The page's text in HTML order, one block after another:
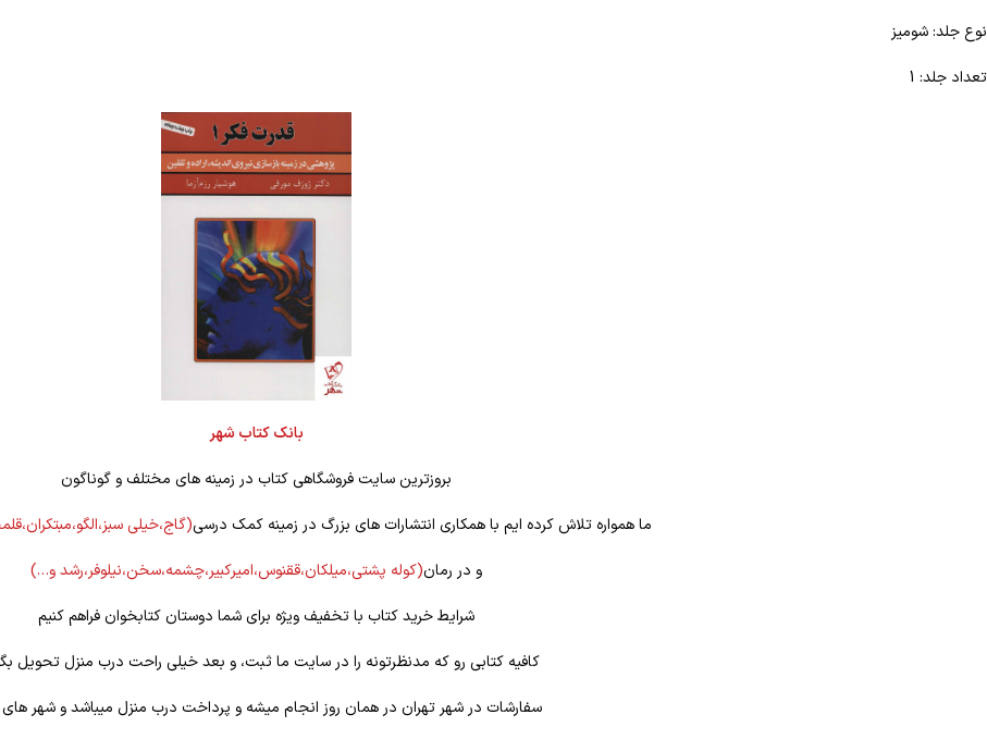
نوع جلد: شومیز
تعداد جلد: 1
بانک کتاب شهر
بروزترین سایت فروشگاهی کتاب در زمینه های مختلف و گوناگون
ما همواره تلاش کرده ایم با همکاری انتشارات های بزرگ در زمینه کمک درسی(گاج،خیلی
و در رمان(کوله پشتی،میلکان،ققنوس،امیرکبیر،چشمه،سخن،نیلوفر،رشد و…)
شرایط خرید کتاب با تخفیف ویژه برای شما دوستان کتابخوان فراهم کنیم
کافیه کتابی رو که مدنظرتونه را در سایت ما ثبت، و بعد خیلی راحت درب منزل تحویل
سفارشات در شهر تهران در همان روز انجام میشه و پرداخت درب منزل میباشد و شهر